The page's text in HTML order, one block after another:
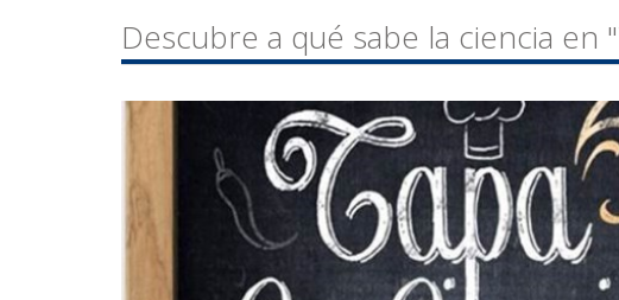
Descubre a qué sabe la ciencia en